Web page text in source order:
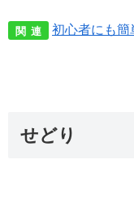
関 連 初心者にも簡
せどり